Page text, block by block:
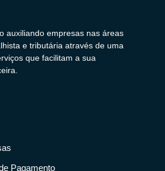
auxiliando empresas nas áreas
e tributária através de uma
que facilitam a sua
Pagamento